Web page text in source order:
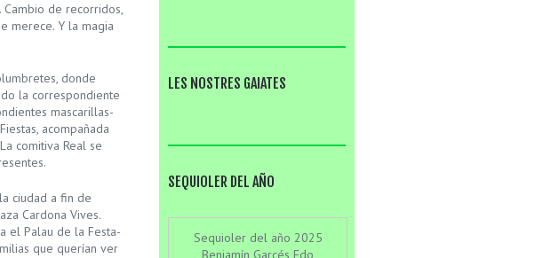
de recorridos,
merece. Y la magia
donde
la correspondiente
mascarillas-
acompañada
comitiva Real se
ciudad a fin de
Cardona Vives.
el Palau de la Festa-
que querían ver
LES NOSTRES GAIATES
SEQUIOLER DEL AÑO
Sequioler del año 2025
Benjamín Garcés Edo